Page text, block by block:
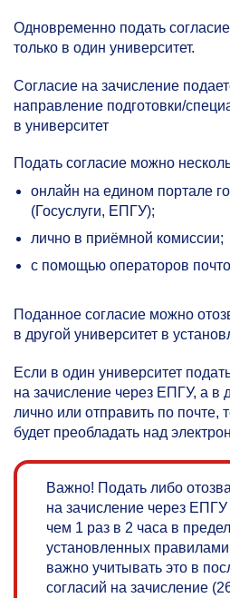
Одновременно подать
только в один университет.
Согласие на зачисление
направление подготовки/
в университет
Подать согласие можно
онлайн на едином портале
(Госуслуги, ЕПГУ);
лично в приёмной комиссии;
с помощью операторов
Поданное согласие можно
в другой университет в
Если в один университет
на зачисление через ЕПГУ, а в
лично или отправить по почте,
будет преобладать над
Важно! Подать либо
на зачисление через
чем 1 раз в 2 часа в
установленных
важно учитывать это в
согласий на зачисление